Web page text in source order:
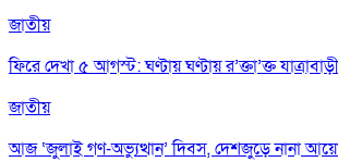
জাতীয়
ফিরে দেখা ৫ আগস্ট: ঘণ্টায় ঘণ্টায় র’ক্তা’ক্ত যাত্রাবাড়ী
জাতীয়
আজ ‘জুলাই গণ-অভ্যুত্থান’ দিবস, দেশজুড়ে নানা